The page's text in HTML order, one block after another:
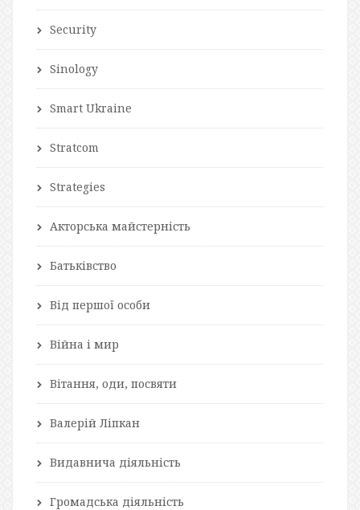
Security
Sinology
Smart Ukraine
Stratcom
Strategies
Акторська майстерність
Батьківство
Від першої особи
Війна і мир
Вітання, оди, посвяти
Валерій Ліпкан
Видавнича діяльність
Громадська діяльність